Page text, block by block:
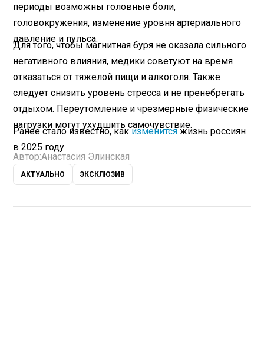
периоды возможны головные боли,
головокружения, изменение уровня артериального
давление и пульса.
Для того, чтобы магнитная буря не оказала сильного
негативного влияния, медики советуют на время
отказаться от тяжелой пищи и алкоголя. Также
следует снизить уровень стресса и не пренебрегать
отдыхом. Переутомление и чрезмерные физические
нагрузки могут ухудшить самочувствие.
Ранее стало известно, какизменитсяжизнь россиян
в 2025 году.
Автор:Анастасия Элинская
АКТУАЛЬНО ЭКСКЛЮЗИВ